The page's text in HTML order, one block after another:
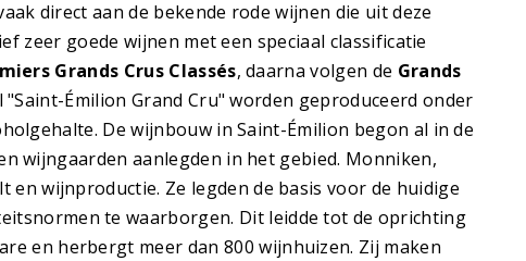
direct aan de bekende rode wijnen die uit deze
zeer goede wijnen met een speciaal classificatie
Grands Crus Classés, daarna volgen de Grands
Émilion Grand Cru" worden geproduceerd onder
De wijnbouw in Saint-Émilion begon al in de
wijngaarden aanlegden in het gebied. Monniken,
wijnproductie. Ze legden de basis voor de huidige
te waarborgen. Dit leidde tot de oprichting
en herbergt meer dan 800 wijnhuizen. Zij maken